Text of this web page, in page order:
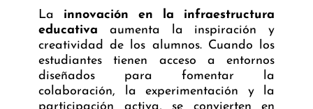
La innovación en la infraestructura
educativa aumenta la inspiración y
creatividad de los alumnos. Cuando los
estudiantes tienen acceso a entornos
diseñados para fomentar la
colaboración, la experimentación y la
participación activa, se convierten en